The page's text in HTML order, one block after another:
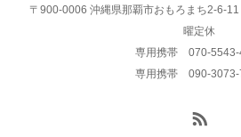
〒900-0006 沖縄県那覇市おもろまち2-6-
曜定休
専用携帯 070-5543-
専用携帯 090-3073-